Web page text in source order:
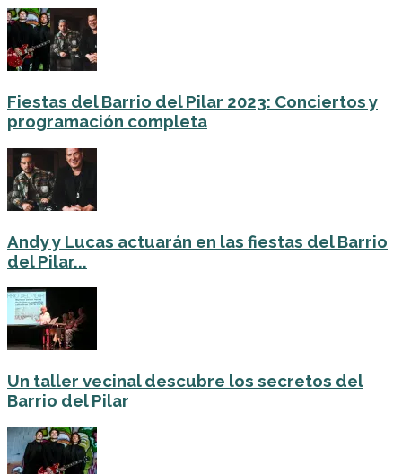
Fiestas del Barrio del Pilar 2023: Conciertos y
programación completa
Andy y Lucas actuarán en las fiestas del Barrio
del Pilar...
Un taller vecinal descubre los secretos del
Barrio del Pilar